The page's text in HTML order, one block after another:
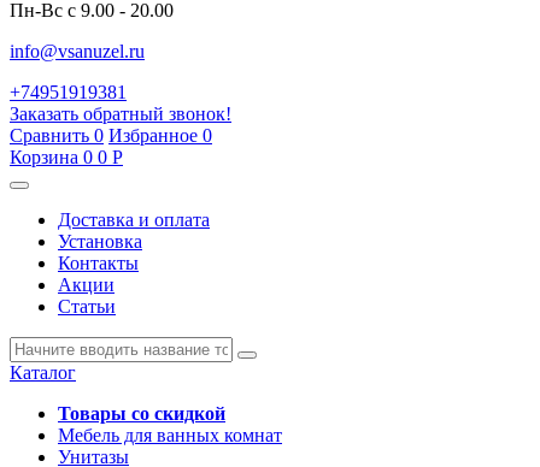
Пн-Вс с 9.00 - 20.00
info@vsanuzel.ru
+74951919381
Заказать обратный звонок!
Сравнить 0 Избранное 0
Корзина 0 0 Р
Доставка и оплата
Установка
Контакты
Акции
Статьи
Каталог
Товары со скидкой
Мебель для ванных комнат
Унитазы